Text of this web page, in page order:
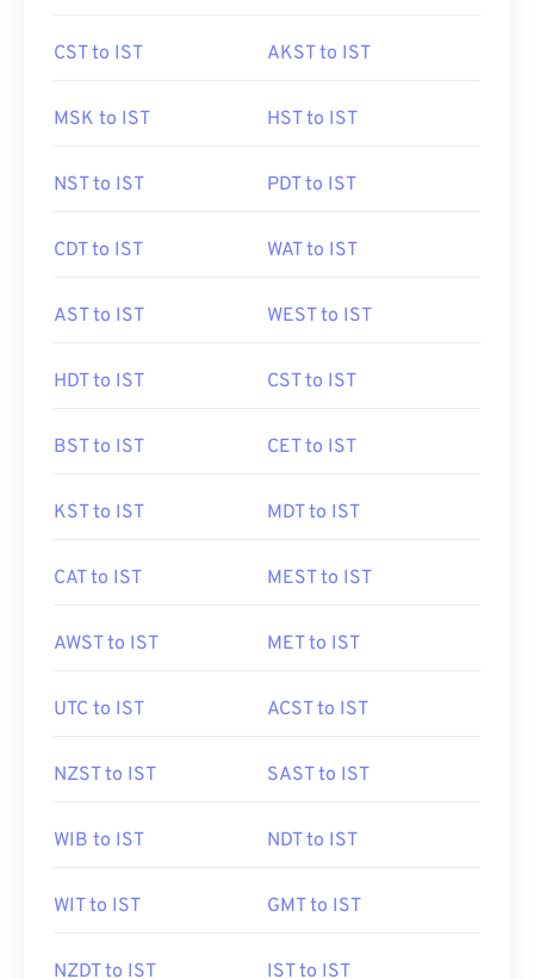
CST to IST AKST to IST
MSK to IST HST to IST
NST to IST PDT to IST
CDT to IST WAT to IST
AST to IST WEST to IST
HDT to IST CST to IST
BST to IST CET to IST
KST to IST MDT to IST
CAT to IST MEST to IST
AWST to IST MET to IST
UTC to IST ACST to IST
NZST to IST SAST to IST
WIB to IST NDT to IST
WIT to IST GMT to IST
NZDT to IST IST to IST